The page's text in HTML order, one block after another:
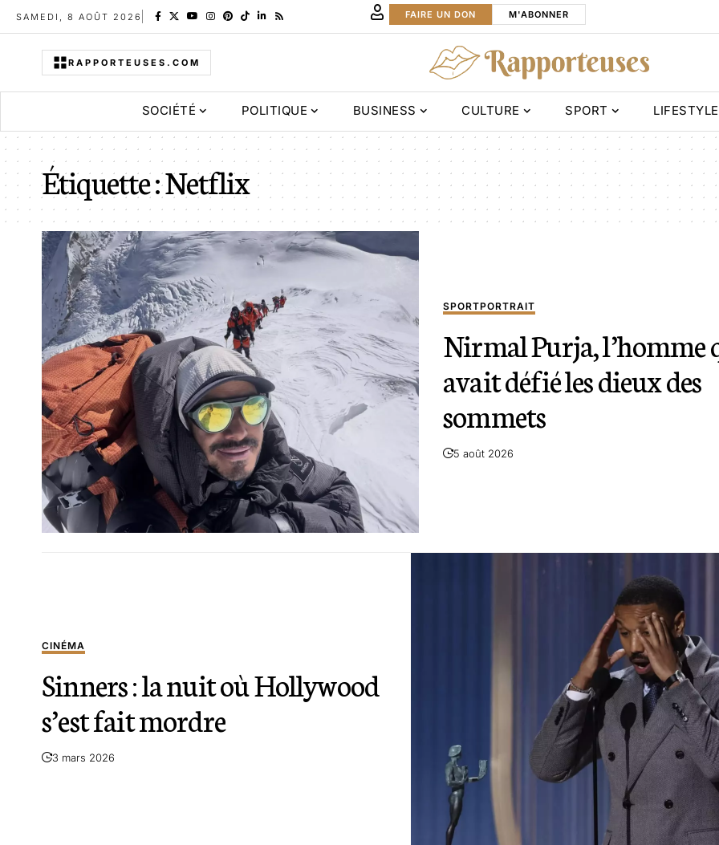
SAMEDI, 8 AOÛT 2026 FAIRE UN DON M'ABONNER
RAPPORTEUSES.COM
SOCIÉTÉ POLITIQUE BUSINESS CULTURE SPORT LIFESTYLE
Étiquette :Netflix
SPORTPORTRAIT
Nirmal Purja, l’homme
avait défié les dieux des
sommets
5 août 2026
CINÉMA
Sinners : la nuit où Hollywood
s’est fait mordre
3 mars 2026